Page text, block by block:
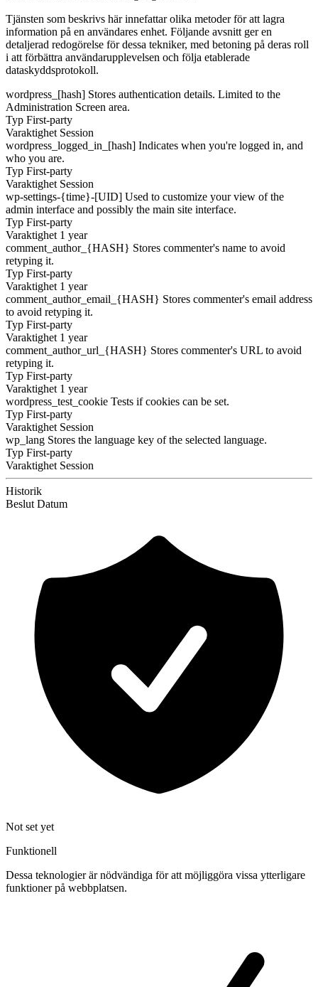
Tjänsten som beskrivs här innefattar olika metoder för att lagra
information på en användares enhet. Följande avsnitt ger en
detaljerad redogörelse för dessa tekniker, med betoning på deras roll
i att förbättra användarupplevelsen och följa etablerade
dataskyddsprotokoll.
wordpress_[hash] Stores authentication details. Limited to the
Administration Screen area.
Typ First-party
Varaktighet Session
wordpress_logged_in_[hash] Indicates when you're logged in, and
who you are.
Typ First-party
Varaktighet Session
wp-settings-{time}-[UID] Used to customize your view of the
admin interface and possibly the main site interface.
Typ First-party
Varaktighet 1 year
comment_author_{HASH} Stores commenter's name to avoid
retyping it.
Typ First-party
Varaktighet 1 year
comment_author_email_{HASH} Stores commenter's email address
to avoid retyping it.
Typ First-party
Varaktighet 1 year
comment_author_url_{HASH} Stores commenter's URL to avoid
retyping it.
Typ First-party
Varaktighet 1 year
wordpress_test_cookie Tests if cookies can be set.
Typ First-party
Varaktighet Session
wp_lang Stores the language key of the selected language.
Typ First-party
Varaktighet Session
Historik
Beslut Datum
Not set yet
Funktionell
Dessa teknologier är nödvändiga för att möjliggöra vissa ytterligare
funktioner på webbplatsen.